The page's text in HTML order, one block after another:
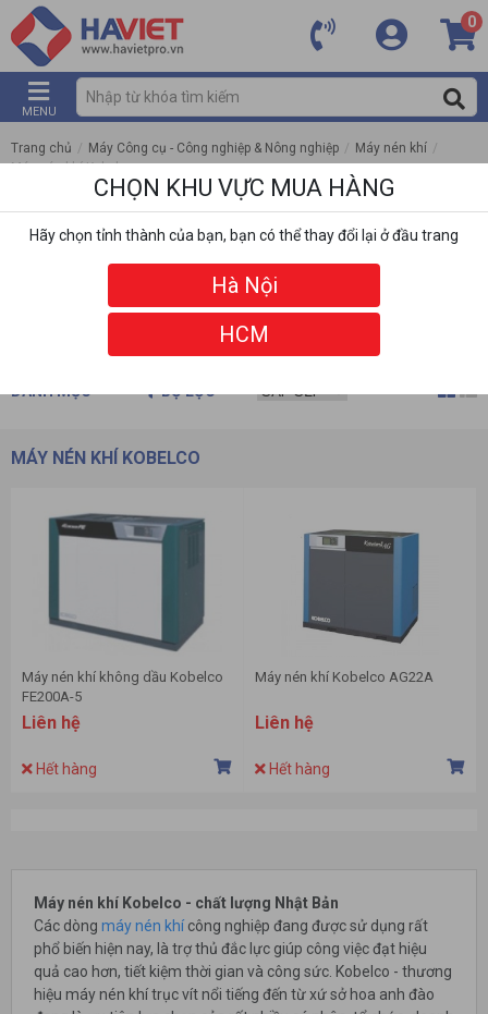
0
MENU
Trang chủ / Máy Công cụ - Công nghiệp & Nông nghiệp / Máy nén khí /
Máy nén khí Kobelco
DANH MỤC BỘ LỌC
MÁY NÉN KHÍ KOBELCO
Máy nén khí không dầu Kobelco
FE200A-5
Liên hệ
Hết hàng
Máy nén khí Kobelco AG22A
Liên hệ
Hết hàng
Máy nén khí Kobelco - chất lượng Nhật Bản
Các dòng máy nén khícông nghiệp đang được sử dụng rất
phổ biến hiện nay, là trợ thủ đắc lực giúp công việc đạt hiệu
quả cao hơn, tiết kiệm thời gian và công sức. Kobelco - thương
hiệu máy nén khí trục vít nổi tiếng đến từ xứ sở hoa anh đào
CHỌN KHU VỰC MUA HÀNG
Hãy chọn tỉnh thành của bạn, bạn có thể thay đổi lại ở đầu trang
Hà Nội
HCM